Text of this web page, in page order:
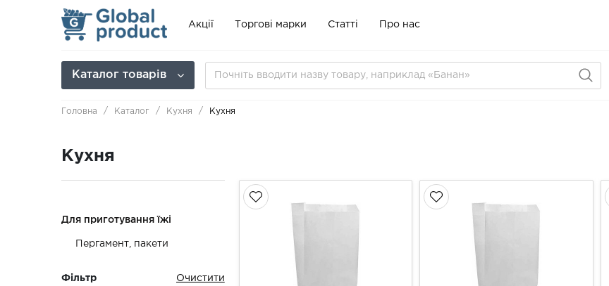
Акції Торгові марки Статті Про нас
Каталог товарів
Головна Каталог Кухня Кухня
Кухня
Для приготування їжі
Пергамент, пакети
Фільтр